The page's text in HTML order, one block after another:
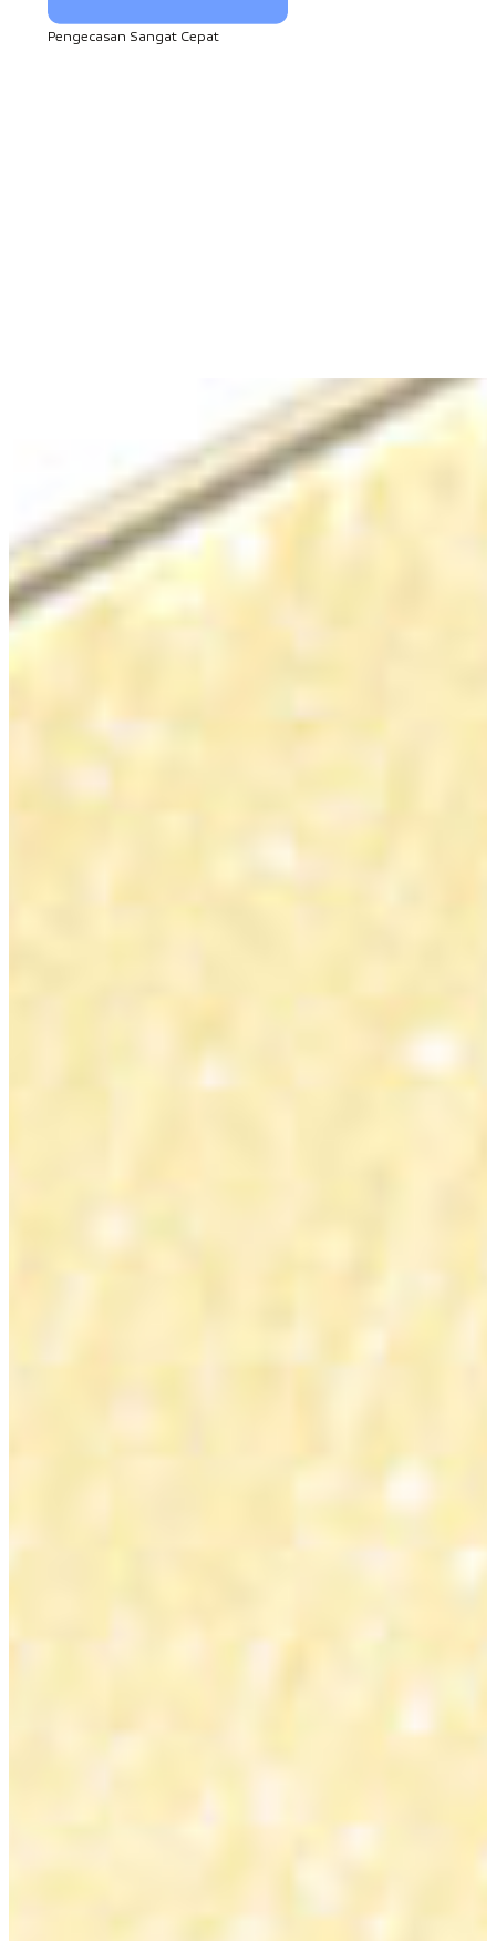
Pengecasan Sangat Cepat